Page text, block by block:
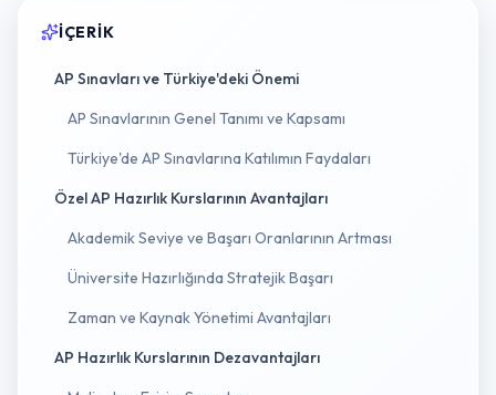
İÇERIK
AP Sınavları ve Türkiye'deki Önemi
AP Sınavlarının Genel Tanımı ve Kapsamı
Türkiye'de AP Sınavlarına Katılımın Faydaları
Özel AP Hazırlık Kurslarının Avantajları
Akademik Seviye ve Başarı Oranlarının Artması
Üniversite Hazırlığında Stratejik Başarı
Zaman ve Kaynak Yönetimi Avantajları
AP Hazırlık Kurslarının Dezavantajları